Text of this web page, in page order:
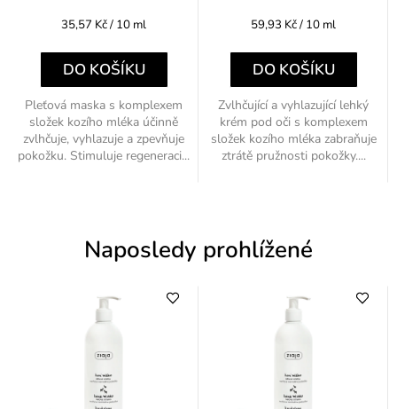
Měrná
35,57 Kč / 10 ml
DO KOŠÍKU
Pleťová maska s komplexem
složek kozího mléka účinně
zvlhčuje, vyhlazuje a zpevňuje
pokožku. Stimuluje regeneraci...
Měrná
59,93 Kč / 10 ml
DO KOŠÍKU
Zvlhčující a vyhlazující lehký
krém pod oči s komplexem
složek kozího mléka zabraňuje
ztrátě pružnosti pokožky....
Naposledy prohlížené